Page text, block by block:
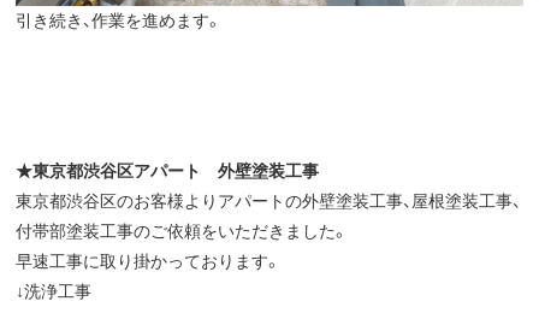
引き続き、作業を進めます。
★東京都渋谷区アパート 外壁塗装工事
東京都渋谷区のお客様よりアパートの外壁塗装工事、屋根塗装工事、
付帯部塗装工事のご依頼をいただきました。
早速工事に取り掛かっております。
↓洗浄工事